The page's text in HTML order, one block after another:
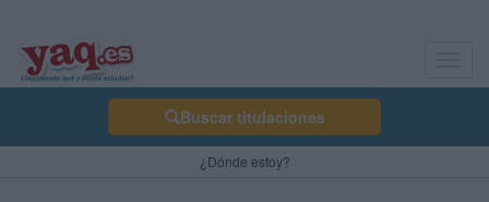
Buscar titulaciones
¿Dónde estoy?